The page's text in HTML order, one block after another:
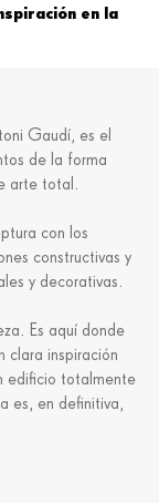
en la
Gaudí, es el
de la forma
arte total.
con los
constructivas y
y decorativas.
Es aquí donde
clara inspiración
edificio totalmente
es, en definitiva,